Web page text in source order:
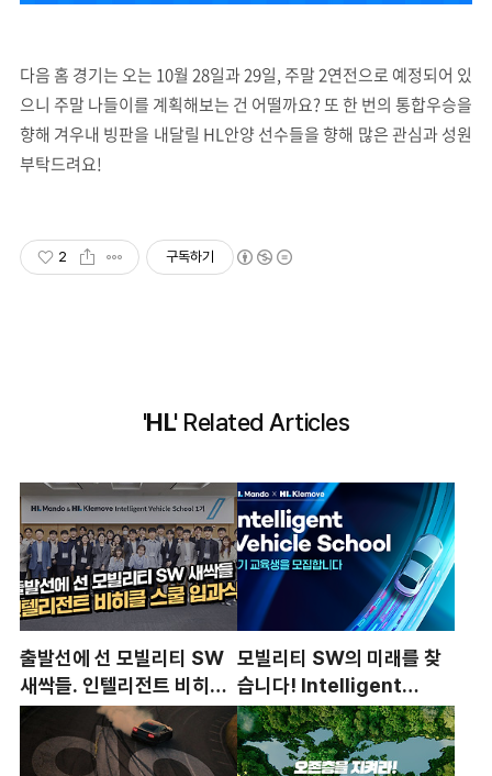
다음 홈 경기는 오는 10월 28일과 29일, 주말 2연전으로 예정되어 있
으니 주말 나들이를 계획해보는 건 어떨까요? 또 한 번의 통합우승을
향해 겨우내 빙판을 내달릴 HL안양 선수들을 향해 많은 관심과 성원
부탁드려요!
2 구독하기
'HL'Related Articles
출발선에 선 모빌리티 SW
새싹들. 인텔리전트 비히클
스쿨 입과식
모빌리티 SW의 미래를 찾
습니다! Intelligent
Vehicle School 1기 모집